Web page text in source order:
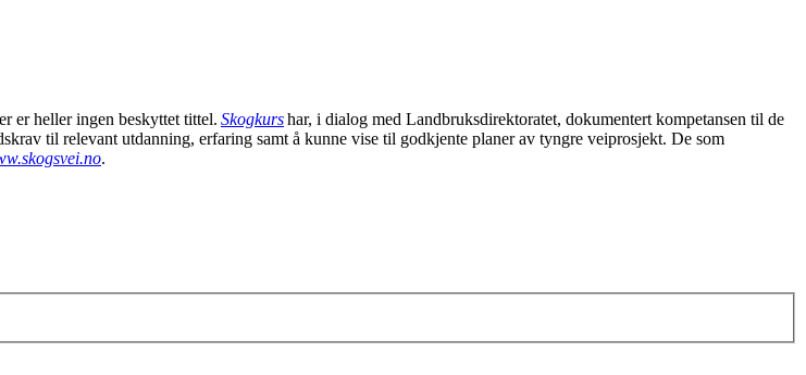
er heller ingen beskyttet tittel. Skogkurshar, i dialog med Landbruksdirektoratet, dokumentert kompetansen til de
til relevant utdanning, erfaring samt å kunne vise til godkjente planer av tyngre veiprosjekt. De som
.